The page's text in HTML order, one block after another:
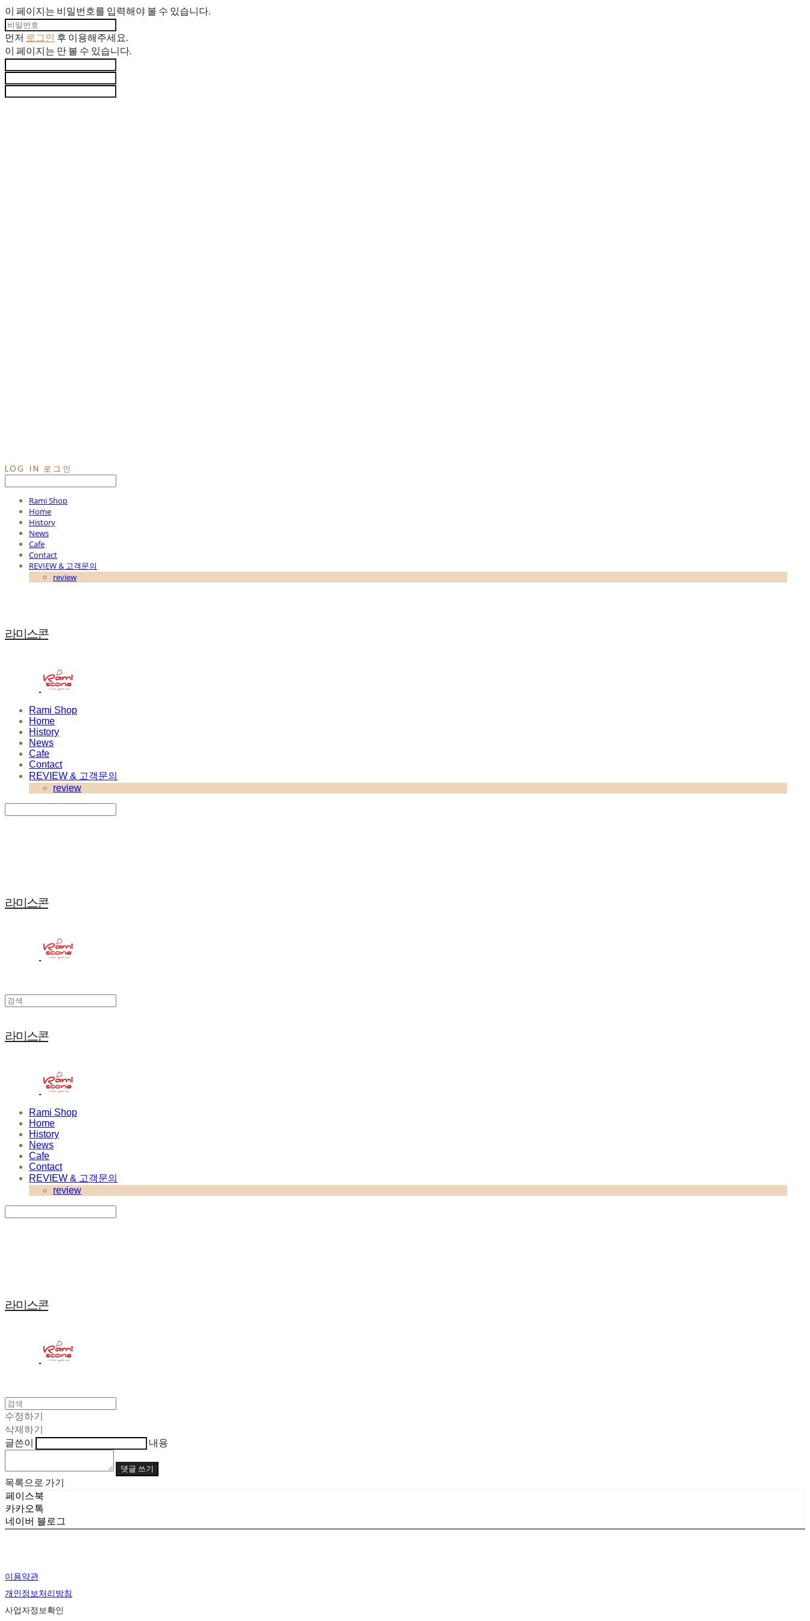
이 페이지는 비밀번호를 입력해야 볼 수 있습니다.
먼저 로그인 후 이용해주세요.
이 페이지는 만 볼 수 있습니다.
LOG IN 로그인
Rami Shop
Home
History
News
Cafe
Contact
REVIEW & 고객문의
review
라미스콘
Rami Shop
Home
History
News
Cafe
Contact
REVIEW & 고객문의
review
라미스콘
라미스콘
Rami Shop
Home
History
News
Cafe
Contact
REVIEW & 고객문의
review
라미스콘
수정하기
삭제하기
글쓴이
내용
댓글 쓰기
목록으로 가기
페이스북
카카오톡
네이버 블로그
이용약관
개인정보처리방침
사업자정보확인